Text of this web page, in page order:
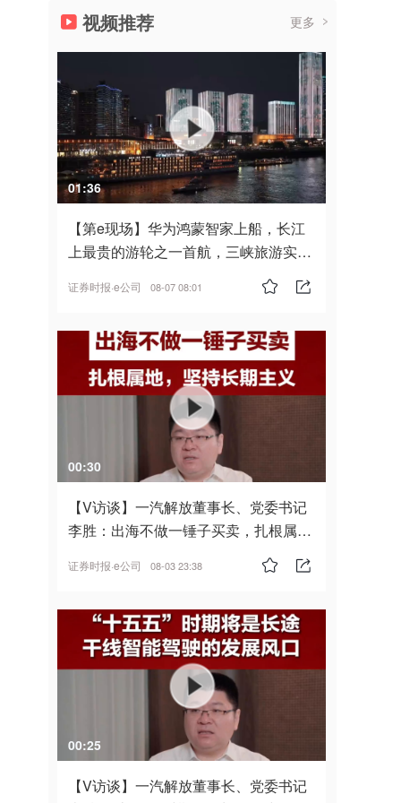
视频推荐 更多
01:36
【第e现场】华为鸿蒙智家上船，长江
上最贵的游轮之一首航，三峡旅游实
证券时报·e公司 08-07 08:01
00:30
【V访谈】一汽解放董事长、党委书记
李胜：出海不做一锤子买卖，扎根属
证券时报·e公司 08-03 23:38
00:25
【V访谈】一汽解放董事长、党委书记